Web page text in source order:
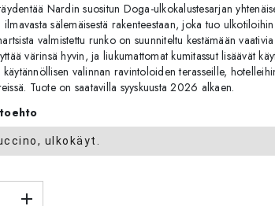
Nardin suositun Doga-ulkokalustesarjan
sälemäisestä rakenteestaan, joka tuo
valmistettu runko on suunniteltu kestämään
värinsä hyvin, ja liukumattomat kumitassut lisäävät
käytännöllisen valinnan ravintoloiden terasseille,
Tuote on saatavilla syyskuusta 2026 alkaen.
ulkokäyt.
add